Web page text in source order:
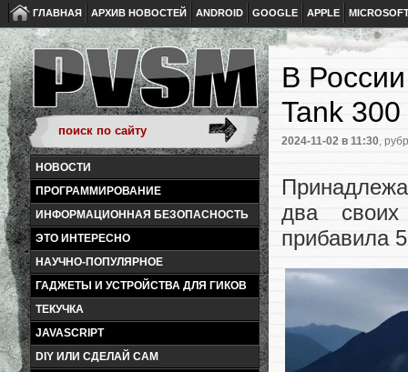
ГЛАВНАЯ АРХИВ НОВОСТЕЙ ANDROID GOOGLE APPLE
НОВОСТИ
ПРОГРАММИРОВАНИЕ
ИНФОРМАЦИОННАЯ БЕЗОПАСНОСТЬ
ЭТО ИНТЕРЕСНО
НАУЧНО-ПОПУЛЯРНОЕ
ГАДЖЕТЫ И УСТРОЙСТВА ДЛЯ ГИКОВ
ТЕКУЧКА
JAVASCRIPT
DIY ИЛИ СДЕЛАЙ САМ
В
Tank
2024-11-02 в 11:30,
два
прибавила